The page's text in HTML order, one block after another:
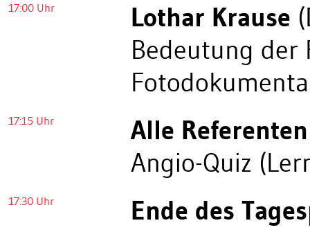
17:00 Uhr Lothar Krause
Bedeutung der
17:15 Uhr
Alle Referenten
Angio-Quiz
17:30 Uhr Ende des